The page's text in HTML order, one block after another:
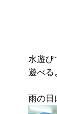
水遊び
遊べる
雨の日